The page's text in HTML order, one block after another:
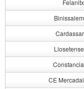
Felanitx
Binissalem
Cardassar
Llosetense
Constancia
CE Mercadal